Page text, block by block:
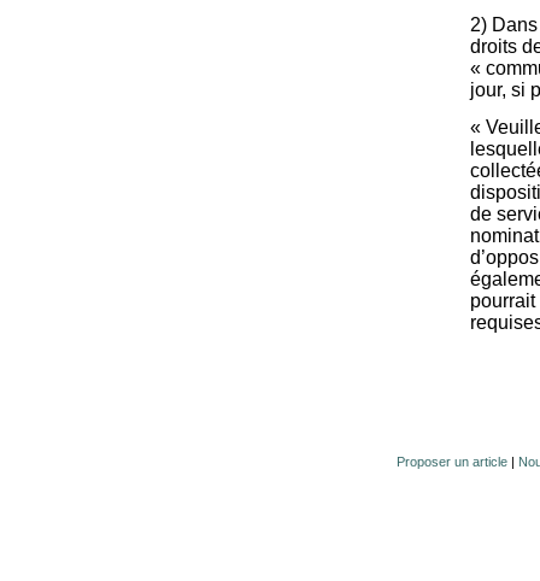
2)
droits
«
jour, si
«
de
Proposer un article |